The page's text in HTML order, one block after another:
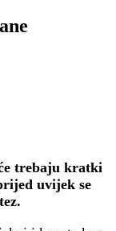
trebaju kratki
uvijek se